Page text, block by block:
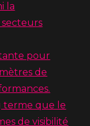
la
pour
de
terme que le
de visibilité